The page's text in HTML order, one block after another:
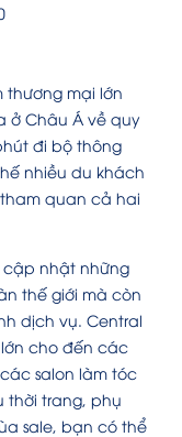
thương mại lớn
ở Châu Á về quy
đi bộ thông
nhiều du khách
quan cả hai
cập nhật những
thế giới mà còn
dịch vụ. Central
cho đến các
salon làm tóc
thời trang, phụ
sale, bạn có thể